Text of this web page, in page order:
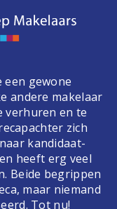
een gewone
andere makelaar
verhuren en te
zich
kandidaat-
heeft erg veel
Beide begrippen
maar niemand
Tot nu!